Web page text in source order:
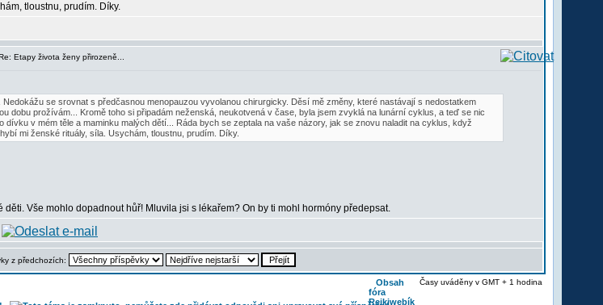
tloustnu, prudím. Díky.
Etapy života ženy přirozeně...
Nedokážu se srovnat s předčasnou menopauzou vyvolanou chirurgicky. Děsí mě změny, které nastávají s nedostatkem
dobu prožívám... Kromě toho si připadám neženská, neukotvená v čase, byla jsem zvyklá na lunární cyklus, a teď se nic
dívku v mém těle a maminku malých dětí... Ráda bych se zeptala na vaše názory, jak se znovu naladit na cyklus, když
mi ženské rituály, síla. Usychám, tloustnu, prudím. Díky.
děti. Vše mohlo dopadnout hůř! Mluvila jsi s lékařem? On by ti mohl hormóny předepsat.
z předchozích:
Obsah
fóra
Reikiwebík
Časy uváděny v GMT + 1 hodina